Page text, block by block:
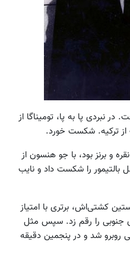
در نبردی پا به پا، تومیناگا از
از ترکیه. شکست خورد.
و برنز بود، با جو هنسون از
را شکست داد و نایب
کشتی‌اش، برتری با امتیاز
جنوبی را رقم زد. سپس مثل
روبرو شد و در پنجمین دقیقه